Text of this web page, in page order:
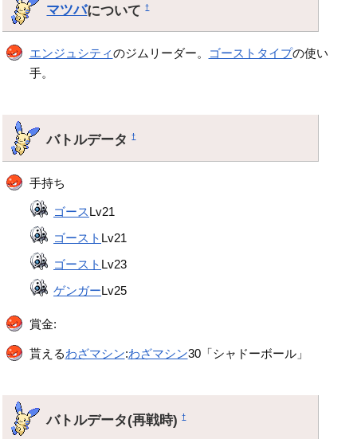
マツバについて†
エンジュシティのジムリーダー。 ゴーストタイプの使い
手。
バトルデータ†
手持ち
ゴースLv21
ゴースト Lv21
ゴースト Lv23
ゲンガーLv25
賞金:
貰えるわざマシン:わざマシン30「シャドーボール」
バトルデータ(再戦時)†